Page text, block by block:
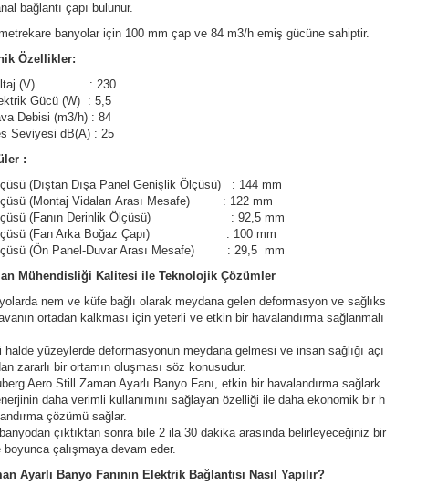
bağlantı çapı bulunur.
banyolar için 100 mm çap ve 84 m3/h emiş gücüne sahiptir.
Özellikler:
(V) : 230
Gücü (W) : 5,5
Debisi (m3/h) : 84
Seviyesi dB(A) : 25
:
(Dıştan Dışa Panel Genişlik Ölçüsü) : 144 mm
(Montaj Vidaları Arası Mesafe) : 122 mm
(Fanın Derinlik Ölçüsü) : 92,5 mm
(Fan Arka Boğaz Çapı) : 100 mm
(Ön Panel-Duvar Arası Mesafe) : 29,5 mm
Mühendisliği Kalitesi ile Teknolojik Çözümler
nem ve küfe bağlı olarak meydana gelen deformasyon ve sağlıks
ortadan kalkması için yeterli ve etkin bir havalandırma sağlanmalı
halde yüzeylerde deformasyonun meydana gelmesi ve insan sağlığı açı
zararlı bir ortamın oluşması söz konusudur.
Aero Still Zaman Ayarlı Banyo Fanı, etkin bir havalandırma sağlark
daha verimli kullanımını sağlayan özelliği ile daha ekonomik bir h
çözümü sağlar.
çıktıktan sonra bile 2 ila 30 dakika arasında belirleyeceğiniz bir
boyunca çalışmaya devam eder.
Ayarlı Banyo Fanının Elektrik Bağlantısı Nasıl Yapılır?